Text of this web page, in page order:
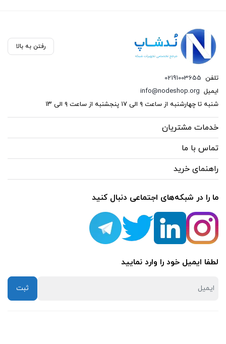
(136)
سوکت و کیستون
(26)
فیبر نوری
(121)
(13)
کیستون
(12)
یو پی اس
(6)
رفتن به بالا
تلفن 02191003655
ایمیل info@nodeshop.org
شنبه تا چهارشنبه از ساعت ۹ الی ۱۷ پنجشنبه از ساعت ۹ الی ۱۳
خدمات مشتریان
تماس با ما
راهنمای خرید
ما را در شبکه‌های اجتماعی دنبال کنید
لطفا ایمیل خود را وارد نمایید